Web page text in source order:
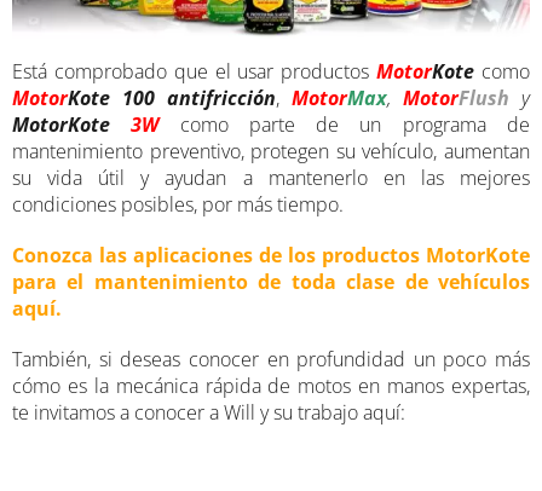
Está comprobado que el usar productosMotorKote como
MotorKote 100 antifricción, MotorMax, MotorFlush y
MotorKote3Wcomo parte de un programa de
mantenimiento preventivo, protegen su vehículo, aumentan
su vida útil y ayudan a mantenerlo en las mejores
condiciones posibles, por más tiempo.
Conozca las aplicaciones de los productos MotorKote
para el mantenimiento de toda clase de vehículos
aquí.
También, si deseas conocer en profundidad un poco más
cómo es la mecánica rápida de motos en manos expertas,
te invitamos a conocer a Will y su trabajo aquí: